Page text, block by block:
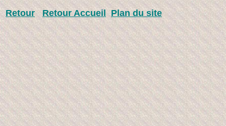
Retour Retour Accueil Plan du site